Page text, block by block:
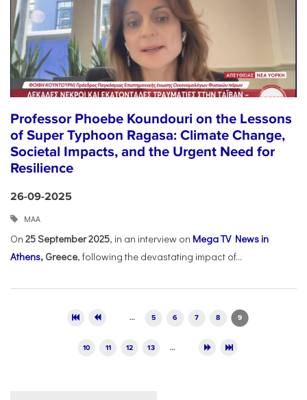
Professor Phoebe Koundouri on the Lessons
of Super Typhoon Ragasa: Climate Change,
Societal Impacts, and the Urgent Need for
Resilience
26-09-2025
ΜΑΑ
On 25 September 2025, in an interview on Mega TV News in
Athens, Greece, following the devastating impact of...
… 5 6 7 8 9
10 11 12 13 …